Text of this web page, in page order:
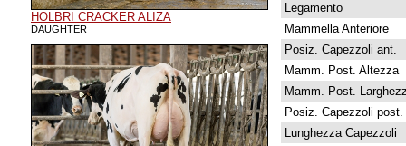
HOLBRI CRACKER ALIZA
DAUGHTER
Legamento
Mammella Anteriore
Posiz. Capezzoli ant.
Mamm. Post. Altezza
Mamm. Post.
Posiz. Capezzoli post.
Lunghezza Capezzoli